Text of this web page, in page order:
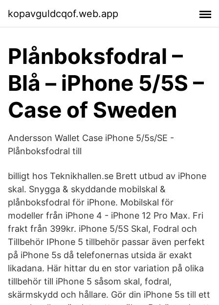
kopavguldcqof.web.app
Plånboksfodral –
Blå – iPhone 5/5S –
Case of Sweden
Andersson Wallet Case iPhone 5/5s/SE -
Plånboksfodral till
billigt hos Teknikhallen.se Brett utbud av iPhone
skal. Snygga & skyddande mobilskal &
plånboksfodral för iPhone. Mobilskal för
modeller från iPhone 4 - iPhone 12 Pro Max. Fri
frakt från 399kr. iPhone 5/5S Skal, Fodral och
Tillbehör IPhone 5 tillbehör passar även perfekt
på iPhone 5s då telefonernas utsida är exakt
likadana. Här hittar du en stor variation på olika
tillbehör till iPhone 5 såsom skal, fodral,
skärmskydd och hållare. Gör din iPhone 5s till ett